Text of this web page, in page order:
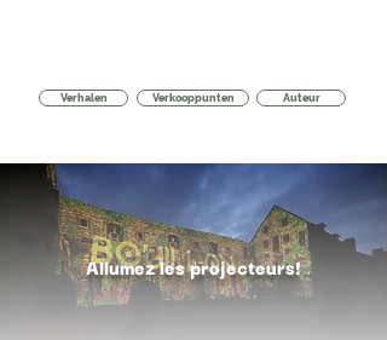
Verhalen Verkooppunten Auteur
Allumez les projecteurs!